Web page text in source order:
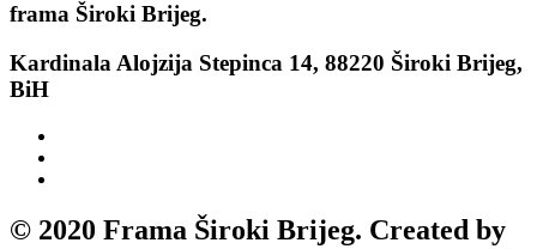
frama Široki Brijeg.
Kardinala Alojzija Stepinca 14, 88220 Široki Brijeg,
BiH
© 2020 Frama Široki Brijeg. Created by